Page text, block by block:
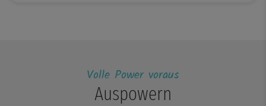
Volle Power voraus
Auspowern